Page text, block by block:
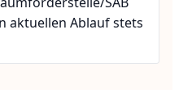
aktuellen Ablauf stets